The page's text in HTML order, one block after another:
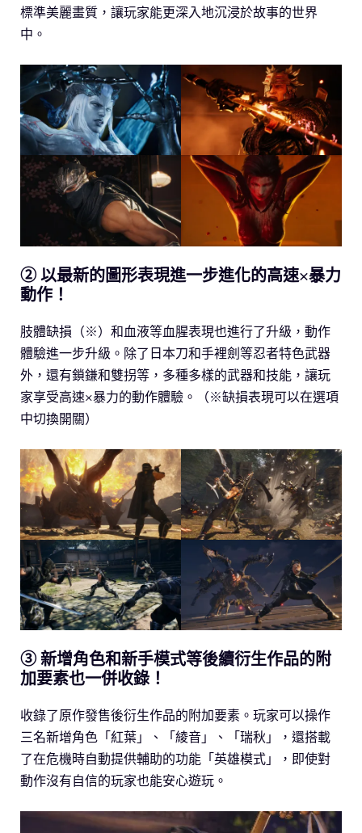
標準美麗畫質，讓玩家能更深入地沉浸於故事的世界
中。
② 以最新的圖形表現進一步進化的高速×暴力
動作！
肢體缺損（※）和血液等血腥表現也進行了升級，動作
體驗進一步升級。除了日本刀和手裡劍等忍者特色武器
外，還有鎖鎌和雙拐等，多種多樣的武器和技能，讓玩
家享受高速×暴力的動作體驗。（※缺損表現可以在選項
中切換開關）
③ 新增角色和新手模式等後續衍生作品的附
加要素也一併收錄！
收錄了原作發售後衍生作品的附加要素。玩家可以操作
三名新增角色「紅葉」、「綾音」、「瑞秋」，還搭載
了在危機時自動提供輔助的功能「英雄模式」，即使對
動作沒有自信的玩家也能安心遊玩。